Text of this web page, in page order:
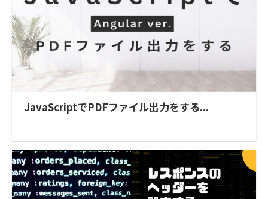
JavaScriptでPDFファイル出力をする...